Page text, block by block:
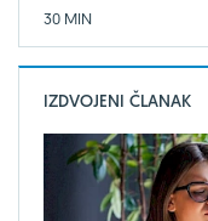
30 MIN
IZDVOJENI ČLANAK